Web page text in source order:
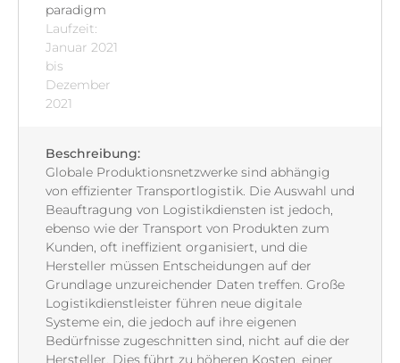
paradigm
Laufzeit:
Januar 2021
bis
Dezember
2021
Beschreibung:
Globale Produktionsnetzwerke sind abhängig
von effizienter Transportlogistik. Die Auswahl und
Beauftragung von Logistikdiensten ist jedoch,
ebenso wie der Transport von Produkten zum
Kunden, oft ineffizient organisiert, und die
Hersteller müssen Entscheidungen auf der
Grundlage unzureichender Daten treffen. Große
Logistikdienstleister führen neue digitale
Systeme ein, die jedoch auf ihre eigenen
Bedürfnisse zugeschnitten sind, nicht auf die der
Hersteller. Dies führt zu höheren Kosten, einer